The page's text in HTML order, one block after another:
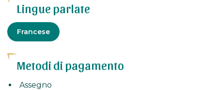
Lingue parlate
Francese
Metodi di pagamento
Assegno